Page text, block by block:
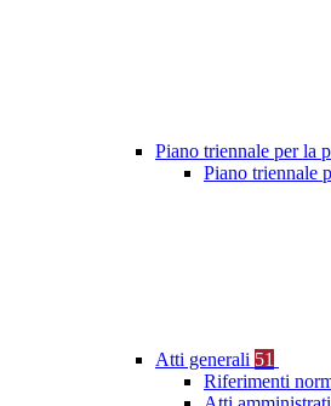
Piano triennale per la
Piano triennale
Atti generali 51
Riferimenti